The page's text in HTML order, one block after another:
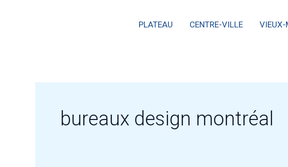
PLATEAU CENTRE-VILLE VIEUX-
bureaux design montréal